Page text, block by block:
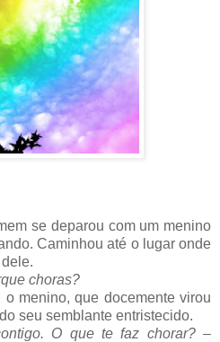
se deparou com um menino
Caminhou até o lugar onde
choras?
menino, que docemente virou
seu semblante entristecido.
O que te faz chorar?–